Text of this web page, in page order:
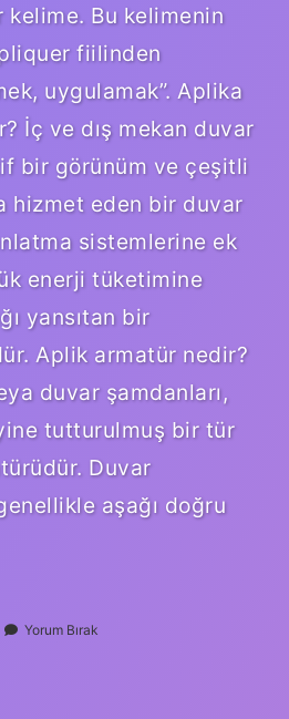
kelime. Bu kelimenin
fiilinden
uygulamak”. Aplika
İç ve dış mekan duvar
bir görünüm ve çeşitli
hizmet eden bir duvar
sistemlerine ek
enerji tüketimine
yansıtan bir
Aplik armatür nedir?
duvar şamdanları,
tutturulmuş bir tür
Duvar
aşağı doğru
Yorum Bırak